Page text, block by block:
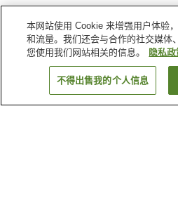
本网站使用 Cookie 来增强用户体验
和流量。我们还会与合作的社交媒体
您使用我们网站相关的信息。
隐私政
不得出售我的个人信息